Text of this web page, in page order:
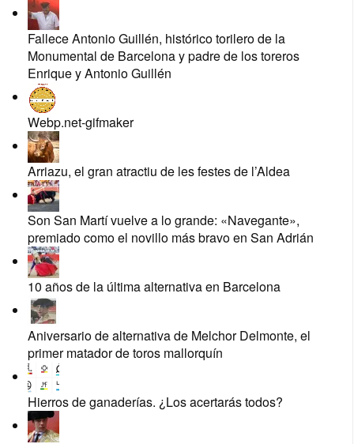
Fallece Antonio Guillén, histórico torilero de la
Monumental de Barcelona y padre de los toreros
Enrique y Antonio Guillén
Webp.net-gifmaker
Arriazu, el gran atractiu de les festes de l’Aldea
Son San Martí vuelve a lo grande: «Navegante»,
premiado como el novillo más bravo en San Adrián
10 años de la última alternativa en Barcelona
Aniversario de alternativa de Melchor Delmonte, el
primer matador de toros mallorquín
Hierros de ganaderías. ¿Los acertarás todos?